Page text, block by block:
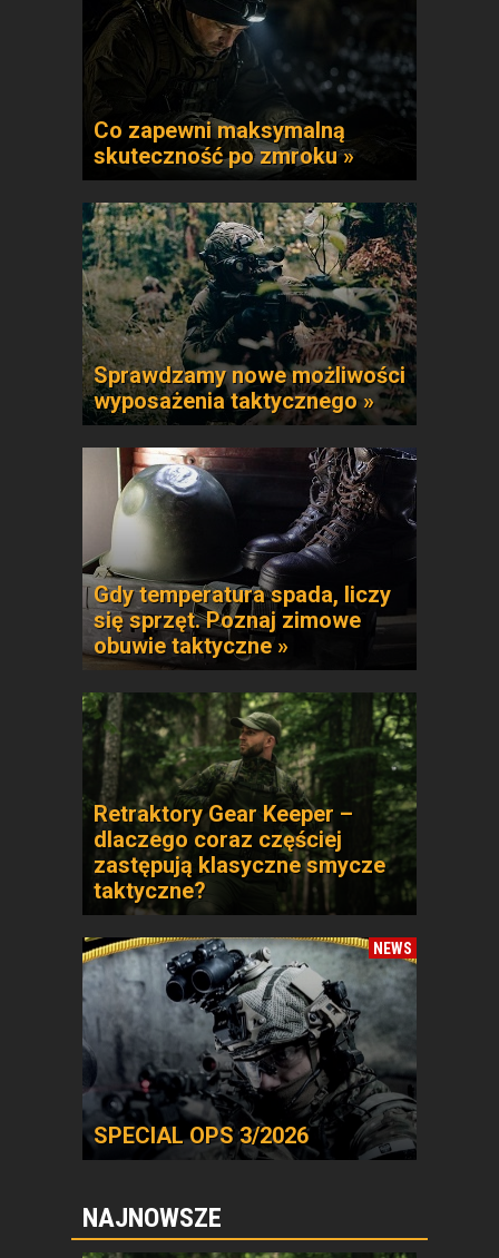
Co zapewni maksymalną
skuteczność po zmroku »
Sprawdzamy nowe możliwości
wyposażenia taktycznego »
Gdy temperatura spada, liczy
się sprzęt. Poznaj zimowe
obuwie taktyczne »
Retraktory Gear Keeper –
dlaczego coraz częściej
zastępują klasyczne smycze
taktyczne?
NEWS
SPECIAL OPS 3/2026
NAJNOWSZE